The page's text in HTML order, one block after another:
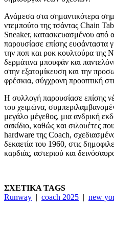
Ανάμεσα στα σημαντικότερα
ντεμπούτο της τσάντας Chain
Sneaker, κατασκευασμένου
παρουσίασε επίσης ευφάνταστα
την ποπ και ροκ κουλτούρα της
δερμάτινα μπουφάν και
στην εξατομίκευση και την
φρέσκια, σύγχρονη προοπτική
Η συλλογή παρουσίασε επίσης
του χειμώνα,
μεγάλο μέγεθος, μια ανδρική
σακίδιο, καθώς και σιλουέτες
hardware της Coach,
δεκαετία του 1960, στις
καρδιάς, αστεριού και
ΣΧΕΤΙΚΑ TAGS
Runway | coach 2025 | new